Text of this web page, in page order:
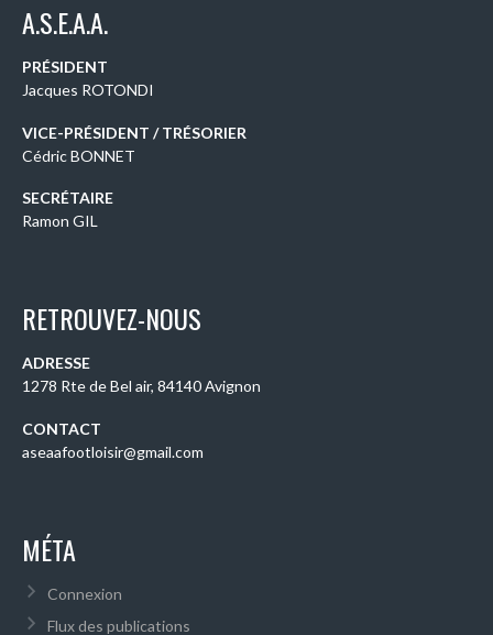
A.S.E.A.A.
PRÉSIDENT
Jacques ROTONDI
VICE-PRÉSIDENT / TRÉSORIER
Cédric BONNET
SECRÉTAIRE
Ramon GIL
RETROUVEZ-NOUS
ADRESSE
1278 Rte de Bel air, 84140 Avignon
CONTACT
aseaafootloisir@gmail.com
MÉTA
Connexion
Flux des publications